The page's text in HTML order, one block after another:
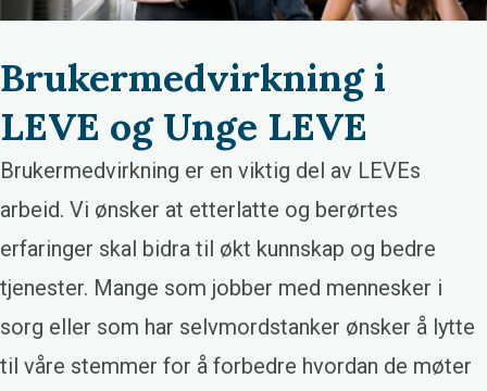
Brukermedvirkning i
LEVE og Unge LEVE
Brukermedvirkning er en viktig del av LEVEs
arbeid. Vi ønsker at etterlatte og berørtes
erfaringer skal bidra til økt kunnskap og bedre
tjenester. Mange som jobber med mennesker i
sorg eller som har selvmordstanker ønsker å lytte
til våre stemmer for å forbedre hvordan de møter